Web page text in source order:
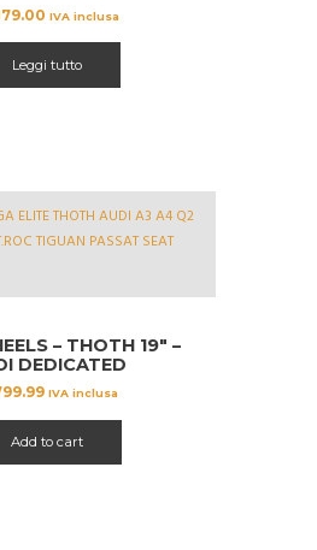
IVA inclusa
Leggi tutto
– THOTH 19″ –
DEDICATED
IVA inclusa
Add to cart